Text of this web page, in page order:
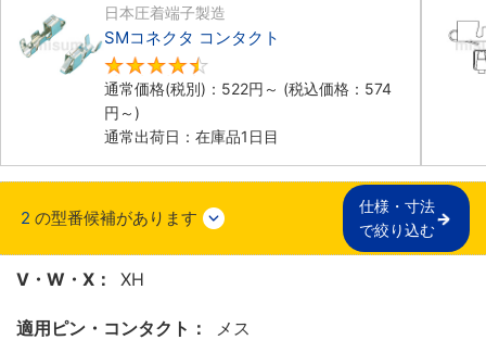
日本圧着端子製造
SMコネクタ コンタクト
通常価格(税別)： 522円 ～ (税込価格： 574
円 ～)
通常出荷日：在庫品1日目
2 の型番候補があります
仕様・寸法
で絞り込む
V・W・X： XH
適用ピン・コンタクト： メス